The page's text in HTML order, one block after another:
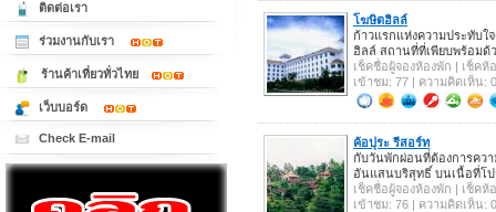
โฆษิตฮิลล์
ก้าวแรกแห่งความประทับ
ฮิลล์ สถานที่ที่เพียบพร้อมด้
เช็คชื่อผู้จองห้องพัก | เช็ค
เข้าชม: 77 | ความคิดเห็น: 0
ค้อปุระ รีสอร์ท
กับวันพักผ่อนที่ต้องการคว
อันแสนบริสุทธิ์ บนเนื้อที่โป
เช็คชื่อผู้จองห้องพัก | เช็ค
เข้าชม: 76 | ความคิดเห็น: 0
ติดต่อเรา
ร่วมงานกับเรา
ร้านค้าเที่ยวทั่วไทย
เว็บบอร์ด
Check E-mail